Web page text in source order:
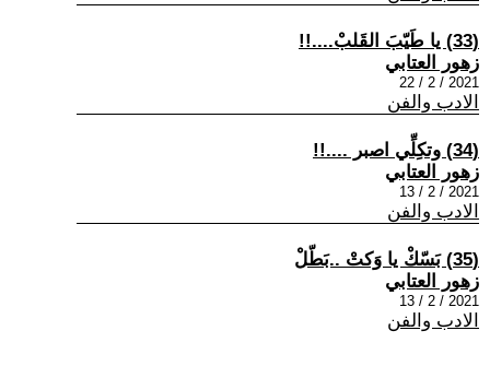
(33) يا طَيّبَ القَلبْ....!!
زهور العتابي
2021 / 2 / 22
الادب والفن
(34) وتكِلِّي اصبر ....!!
زهور العتابي
2021 / 2 / 13
الادب والفن
(35) بَسّكْ يا وَكتْ ..بَطّلْ
زهور العتابي
2021 / 2 / 13
الادب والفن